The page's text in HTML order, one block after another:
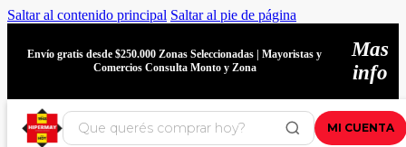
Saltar al contenido principal Saltar al pie de página
Envío gratis desde $250.000 Zonas Seleccionadas | Mayoristas y
Comercios Consulta Monto y Zona
Mas
info
MI CUENTA